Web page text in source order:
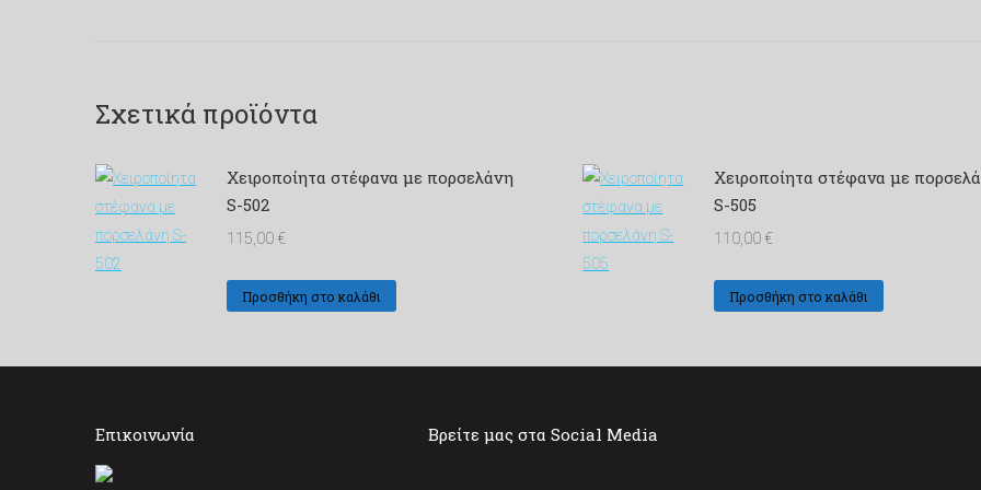
Σχετικά προϊόντα
Χειροποίητα στέφανα με πορσελάνη
S-502
115,00 €
Προσθήκη στο καλάθι
Χειροποίητα στέφανα με
S-505
110,00 €
Προσθήκη στο καλάθι
Επικοινωνία Βρείτε μας στα Social Media